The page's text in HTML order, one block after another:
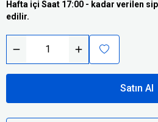
Hafta içi Saat 17:00 - kadar verilen
edilir.
Satın Al